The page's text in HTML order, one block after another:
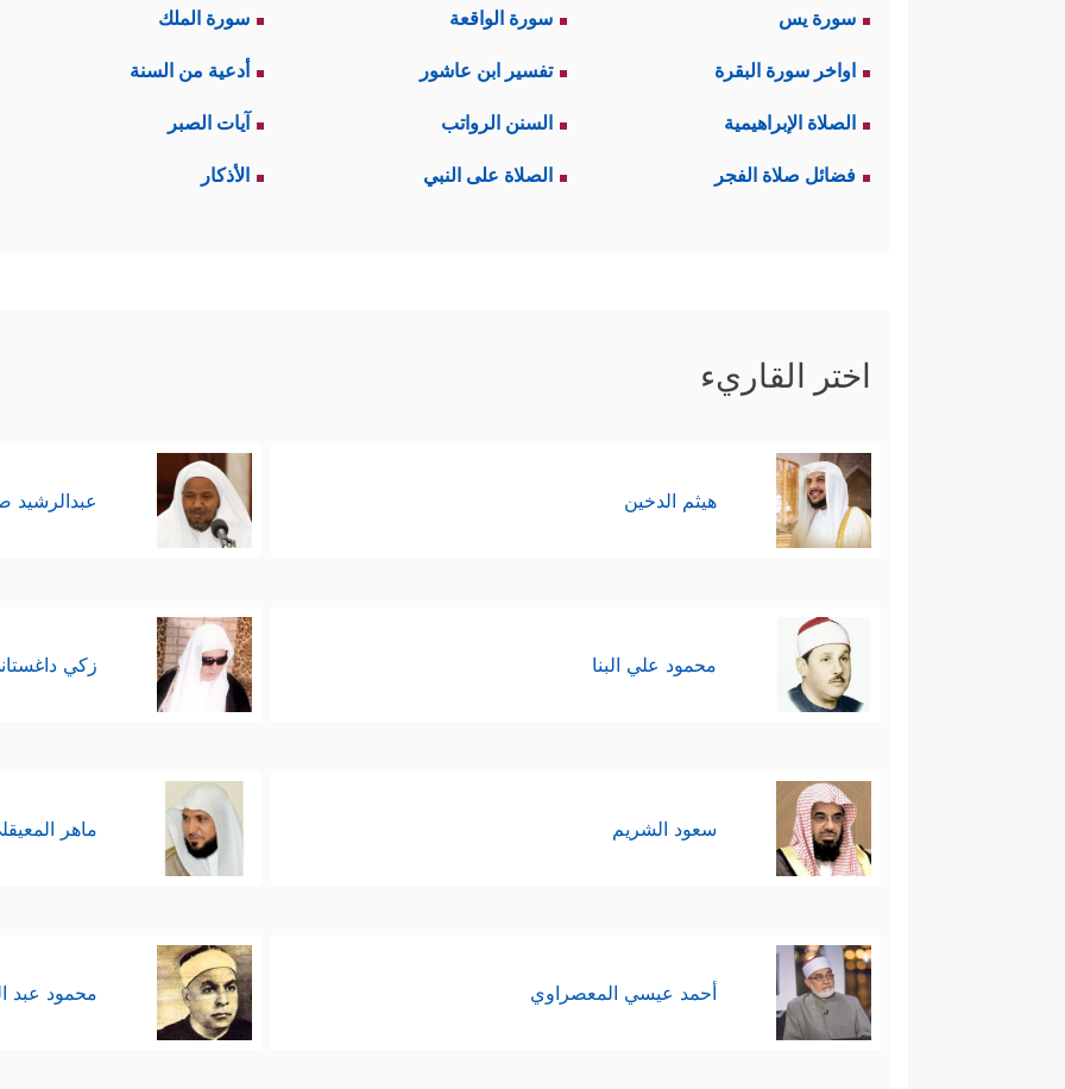
سورة يس سورة الواقعة سورة الملك
اواخر سورة البقرة تفسير ابن عاشور أدعية من السنة
الصلاة الإبراهيمية السنن الرواتب آيات الصبر
فضائل صلاة الفجر الصلاة على النبي الأذكار
اختر القاريء
هيثم الدخين عبدالرشيد
محمود علي البنا زكي
سعود الشريم ماهر
أحمد عيسي المعصراوي محمود عبد